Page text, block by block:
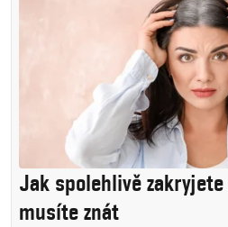
Jak spolehlivě zakryjete
musíte znát